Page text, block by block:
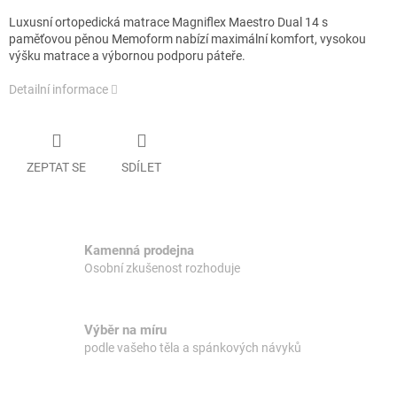
Luxusní ortopedická matrace Magniflex Maestro Dual 14 s
paměťovou pěnou Memoform nabízí maximální komfort, vysokou
výšku matrace a výbornou podporu páteře.
Detailní informace
ZEPTAT SE SDÍLET
Kamenná prodejna
Osobní zkušenost rozhoduje
Výběr na míru
podle vašeho těla a spánkových návyků